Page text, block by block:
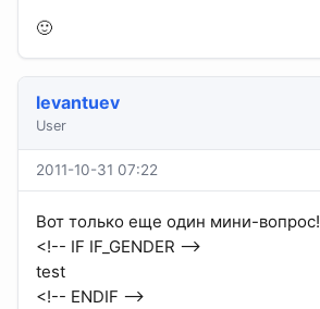
🙂
levantuev
User
2011-10-31 07:22
Вот только еще один мини-вопрос!
<!-- IF IF_GENDER -->
test
<!-- ENDIF -->